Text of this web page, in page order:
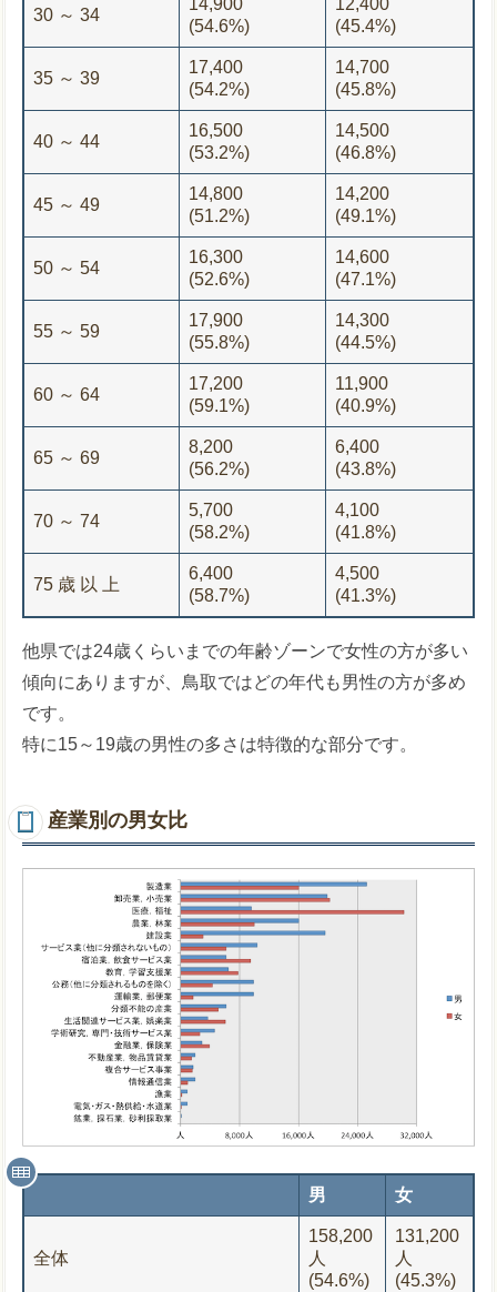
30 ～ 34
14,900
(54.6%)
12,400
(45.4%)
35 ～ 39
17,400
(54.2%)
14,700
(45.8%)
40 ～ 44
16,500
(53.2%)
14,500
(46.8%)
45 ～ 49
14,800
(51.2%)
14,200
(49.1%)
50 ～ 54
16,300
(52.6%)
14,600
(47.1%)
55 ～ 59
17,900
(55.8%)
14,300
(44.5%)
60 ～ 64
17,200
(59.1%)
11,900
(40.9%)
65 ～ 69
8,200
(56.2%)
6,400
(43.8%)
70 ～ 74
5,700
(58.2%)
4,100
(41.8%)
75 歳 以 上
6,400
(58.7%)
4,500
(41.3%)
他県では24歳くらいまでの年齢ゾーンで女性の方が多い
傾向にありますが、鳥取ではどの年代も男性の方が多め
です。
特に15～19歳の男性の多さは特徴的な部分です。
産業別の男女比
男 女
全体
158,200
人
(54.6%)
131,200
人
(45.3%)